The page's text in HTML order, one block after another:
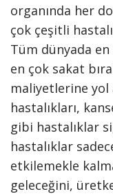
organında her
çok çeşitli
Tüm dünyada
en çok sakat
maliyetlerine
hastalıkları,
gibi hastalıklar
hastalıklar
etkilemekle
geleceğini,